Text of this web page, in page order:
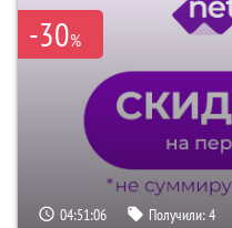
-30%
04:51:05 Получили:4